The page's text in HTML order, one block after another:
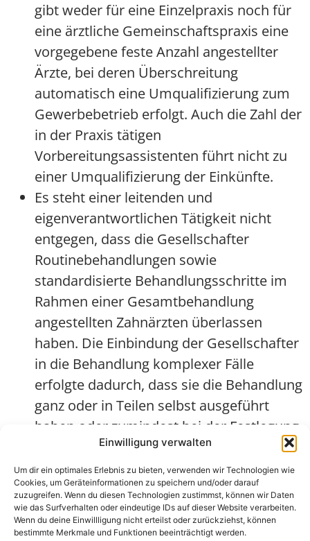
Einwilligung verwalten
Um dir ein optimales Erlebnis zu bieten, verwenden wir Technologien wie
Cookies, um Geräteinformationen zu speichern und/oder darauf
zuzugreifen. Wenn du diesen Technologien zustimmst, können wir Daten
wie das Surfverhalten oder eindeutige IDs auf dieser Website verarbeiten.
Wenn du deine Einwillligung nicht erteilst oder zurückziehst, können
bestimmte Merkmale und Funktionen beeinträchtigt werden.
gibt weder für eine Einzelpraxis noch für
eine ärztliche Gemeinschaftspraxis eine
vorgegebene feste Anzahl angestellter
Ärzte, bei deren Überschreitung
automatisch eine Umqualifizierung zum
Gewerbebetrieb erfolgt. Auch die Zahl der
in der Praxis tätigen
Vorbereitungsassistenten führt nicht zu
einer Umqualifizierung der Einkünfte.
Es steht einer leitenden und
eigenverantwortlichen Tätigkeit nicht
entgegen, dass die Gesellschafter
Routinebehandlungen sowie
standardisierte Behandlungsschritte im
Rahmen einer Gesamtbehandlung
angestellten Zahnärzten überlassen
haben. Die Einbindung der Gesellschafter
in die Behandlung komplexer Fälle
erfolgte dadurch, dass sie die Behandlung
ganz oder in Teilen selbst ausgeführt
haben oder zumindest bei der Festlegung
des Behandlungskonzepts beteiligt
waren.
Auch bei größeren Arztpraxen kommt es
entscheidend darauf an, dass der Freiberufler
aufgrund seiner Fachkenntnisse maßgeblich